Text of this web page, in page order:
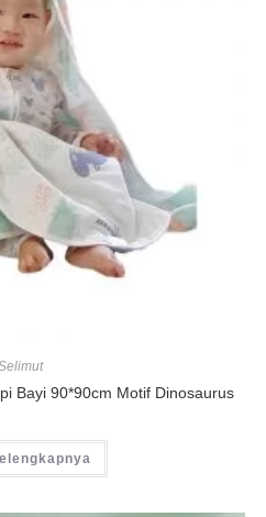
Bayi 90*90cm Motif Dinosaurus